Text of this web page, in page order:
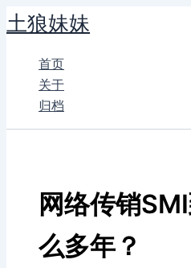
跳
至
土狼妹妹
首页
关于
归档
网络传销
么多年？